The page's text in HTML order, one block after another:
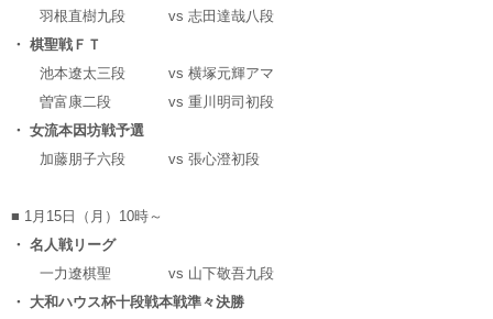
羽根直樹九段
vs 志田達哉八段
・ 棋聖戦ＦＴ
池本遼太三段
vs 横塚元輝アマ
曽富康二段
vs 重川明司初段
・ 女流本因坊戦予選
加藤朋子六段
vs 張心澄初段
■ 1月15日（月）10時～
・ 名人戦リーグ
一力遼棋聖
vs 山下敬吾九段
・ 大和ハウス杯十段戦本戦準々決勝